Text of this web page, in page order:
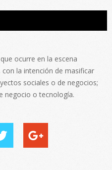
ocurre en la escena
la intención de masificar
sociales o de negocios;
negocio o tecnología.